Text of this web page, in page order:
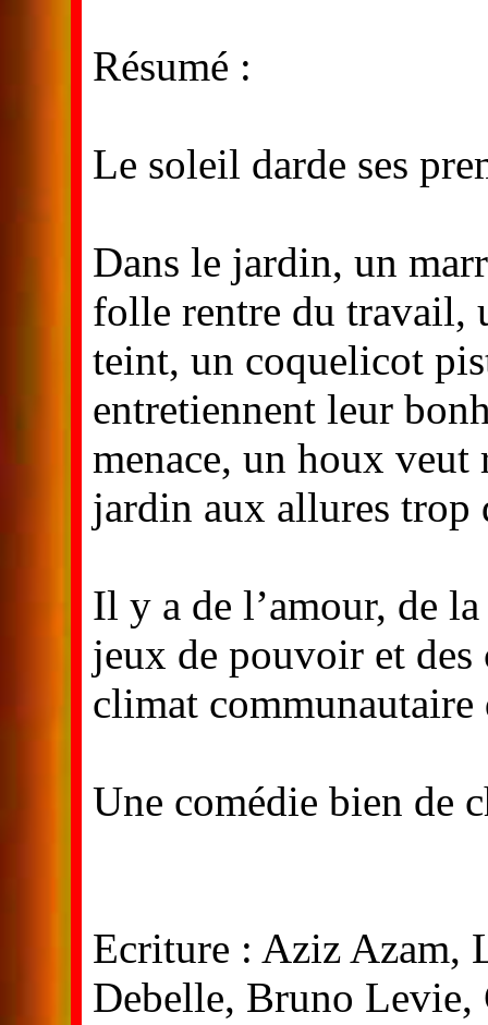
Résumé :
Le soleil darde ses
Dans le jardin, un
folle rentre du travail,
teint, un coquelicot
entretiennent leur
menace, un houx veut
jardin aux allures trop
Il y a de l’amour, de
jeux de pouvoir et des
climat
Une comédie bien de
Ecriture : Aziz Azam,
Debelle, Bruno